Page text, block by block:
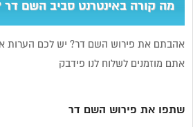
מה קורה באינטרנט סביב השם דר
אהבתם את פירוש השם דר? יש לכם הערות
אתם מוזמנים לשלוח לנו פידבק
שתפו את פירוש השם דר